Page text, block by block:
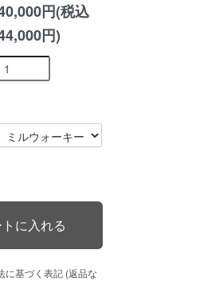
円(税込
円)
に基づく表記 (返品な